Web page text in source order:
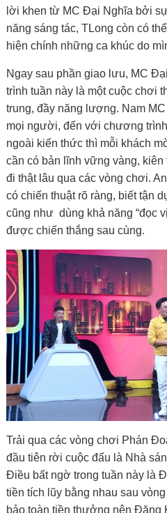
lời khen từ MC Đại Nghĩa bởi
năng sáng tác, TLong còn có
hiện chính những ca khúc do
Ngay sau phần giao lưu, MC
trình tuần này là một cuộc chơi
trung, đầy năng lượng. Nam
mọi người, đến với chương trình
ngoài kiến thức thì mỗi khách
cần có bản lĩnh vững vàng, kiên
đi thật lâu qua các vòng chơi.
có chiến thuật rõ ràng, biết tận
cũng như dùng khả năng “đọc
được chiến thắng sau cùng.
Trải qua các vòng chơi Phán
đầu tiên rời cuộc đấu là Nhà
Điều bất ngờ trong tuần này là
tiền tích lũy bằng nhau sau
bảo toàn tiền thưởng nên Đăng